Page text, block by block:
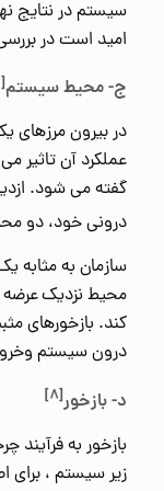
سیستم در نتایج
امید است در
ج- محیط سیستم[۶]
در بیرون مرزهای
عملکرد آن تاثیر
گفته می شود.
درونی خود، دو
سازمان به
محیط نزدیک عرضه
کند. بازخورهای
درون سیستم
د- بازخور[۸]
بازخور به
زیر سیستم ، برای